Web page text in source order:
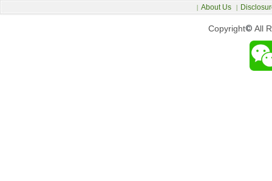
Copyright© All
| About Us |